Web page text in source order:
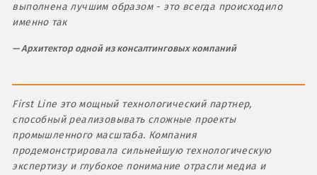
выполнена лучшим образом - это всегда происходило
именно так
Архитектор одной из консалтинговых компаний
First Line это мощный технологический партнер,
способный реализовывать сложные проекты
промышленного масштаба. Компания
продемонстрировала сильнейшую технологическую
экспертизу и глубокое понимание отрасли медиа и